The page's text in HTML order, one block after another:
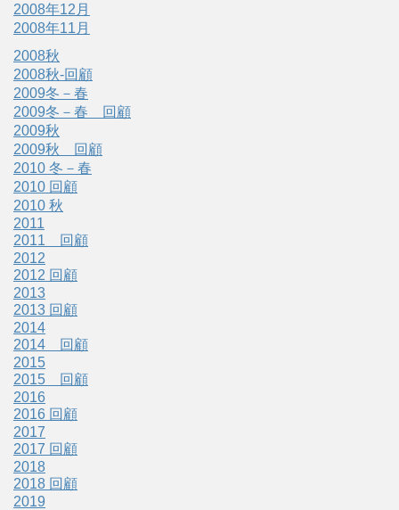
2008年12月
2008年11月
2008秋
2008秋-回顧
2009冬－春
2009冬－春 回顧
2009秋
2009秋 回顧
2010 冬－春
2010 回顧
2010 秋
2011
2011 回顧
2012
2012 回顧
2013
2013 回顧
2014
2014 回顧
2015
2015 回顧
2016
2016 回顧
2017
2017 回顧
2018
2018 回顧
2019